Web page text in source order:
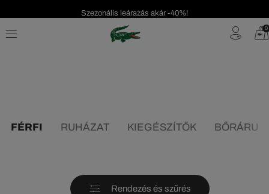
Szezonális leárazás akár -40%!
Ingyenes visszaküldés! 0
FÉRFI RUHÁZAT KIEGÉSZÍTŐK BŐRÁRUK
Rendezés és szűrés